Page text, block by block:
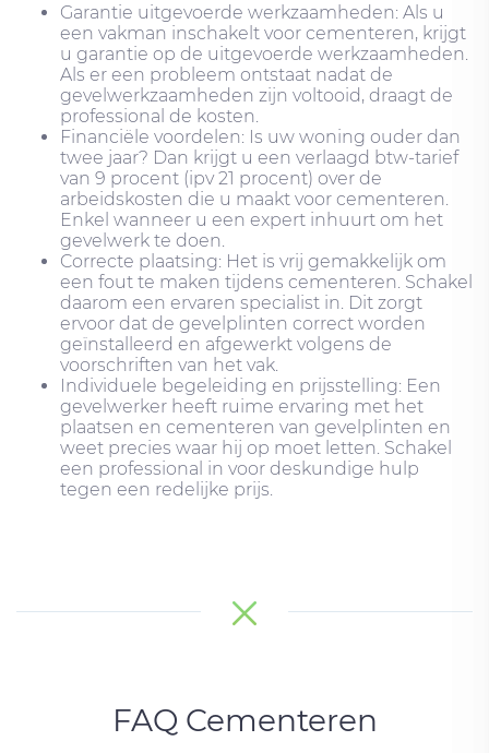
Garantie uitgevoerde werkzaamheden: Als u
een vakman inschakelt voor cementeren, krijgt
u garantie op de uitgevoerde werkzaamheden.
Als er een probleem ontstaat nadat de
gevelwerkzaamheden zijn voltooid, draagt ​​de
professional de kosten.
Financiële voordelen: Is uw woning ouder dan
twee jaar? Dan krijgt u een verlaagd btw-tarief
van 9 procent (ipv 21 procent) over de
arbeidskosten die u maakt voor cementeren.
Enkel wanneer u een expert inhuurt om het
gevelwerk te doen.
Correcte plaatsing: Het is vrij gemakkelijk om
een ​​fout te maken tijdens cementeren. Schakel
daarom een ​​ervaren specialist in. Dit zorgt
ervoor dat de gevelplinten correct worden
geïnstalleerd en afgewerkt volgens de
voorschriften van het vak.
Individuele begeleiding en prijsstelling: Een
gevelwerker heeft ruime ervaring met het
plaatsen en cementeren van gevelplinten en
weet precies waar hij op moet letten. Schakel
een professional in voor deskundige hulp
tegen een redelijke prijs.
FAQ Cementeren